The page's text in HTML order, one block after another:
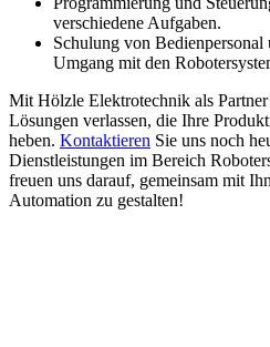
verschiedene Aufgaben.
Schulung von
Umgang mit den
Mit Hölzle Elektrotechnik als
Lösungen verlassen, die Ihre
heben. Kontaktieren Sie uns noch
Dienstleistungen im Bereich
freuen uns darauf, gemeinsam mit
Automation zu gestalten!